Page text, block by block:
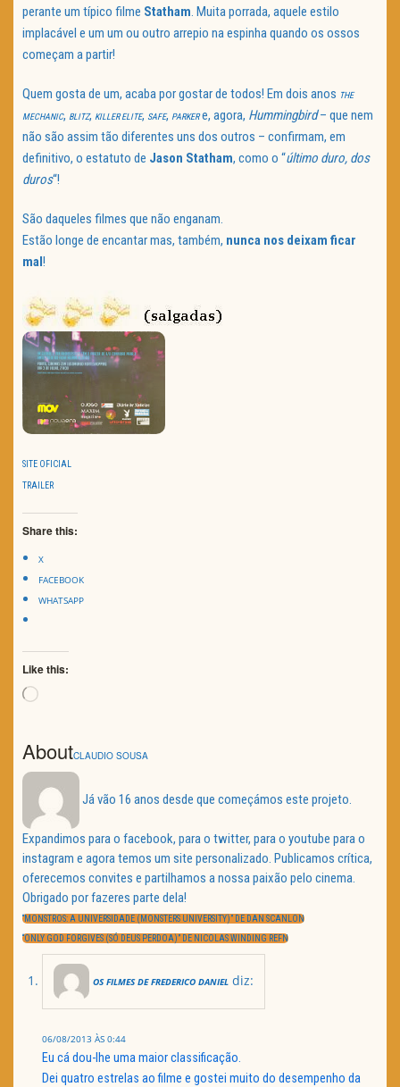
perante um típico filme Statham. Muita porrada, aquele estilo
implacável e um um ou outro arrepio na espinha quando os ossos
começam a partir!
Quem gosta de um, acaba por gostar de todos! Em dois anos THE
MECHANIC, BLITZ, KILLER ELITE, SAFE, PARKERe, agora, Hummingbird– que nem
não são assim tão diferentes uns dos outros – confirmam, em
definitivo, o estatuto de Jason Statham, como o “último duro, dos
duros“!
São daqueles filmes que não enganam.
Estão longe de encantar mas, também, nunca nos deixam ficar
mal!
SITE OFICIAL
TRAILER
Share this:
X
FACEBOOK
WHATSAPP
Like this:
Loading…
AboutCLAUDIO SOUSA
Já vão 16 anos desde que começámos este projeto.
Expandimos para o facebook, para o twitter, para o youtube para o
instagram e agora temos um site personalizado. Publicamos crítica,
oferecemos convites e partilhamos a nossa paixão pelo cinema.
Obrigado por fazeres parte dela!
Navegação
de
artigos
PREVIOUS
POST:
“MONSTROS: A UNIVERSIDADE (MONSTERS UNIVERSITY)” DE DAN SCANLON
NEXT
POST:
“ONLY GOD FORGIVES (SÓ DEUS PERDOA)” DE NICOLAS WINDING REFN
OS FILMES DE FREDERICO DANIEL diz:
06/08/2013 ÀS 0:44
Eu cá dou-lhe uma maior classificação.
Dei quatro estrelas ao filme e gostei muito do desempenho da